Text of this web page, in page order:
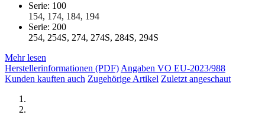
Serie: 100
154, 174, 184, 194
Serie: 200
254, 254S, 274, 274S, 284S, 294S
Mehr lesen
Herstellerinformationen (PDF)Angaben VO EU-2023/988
Kunden kauften auch Zugehörige Artikel Zuletzt angeschaut